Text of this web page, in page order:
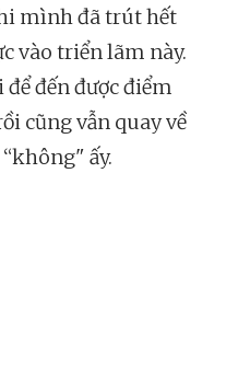
mình đã trút hết
vào triển lãm này.
đến được điểm
cũng vẫn quay về
ấy.